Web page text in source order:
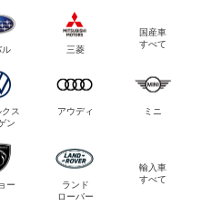
ル 三菱
国産車
すべて
ス
ン
アウディ ミニ
ー
ランド
ローバー
輸入車
すべて